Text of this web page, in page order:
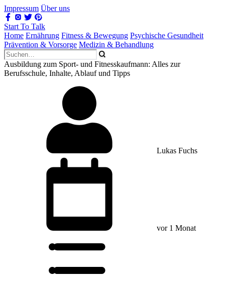
Impressum Über uns
Start To Talk
Home Ernährung Fitness & Bewegung Psychische Gesundheit
Prävention & Vorsorge Medizin & Behandlung
Ausbildung zum Sport- und Fitnesskaufmann: Alles zur
Berufsschule, Inhalte, Ablauf und Tipps
Lukas Fuchs
vor 1 Monat